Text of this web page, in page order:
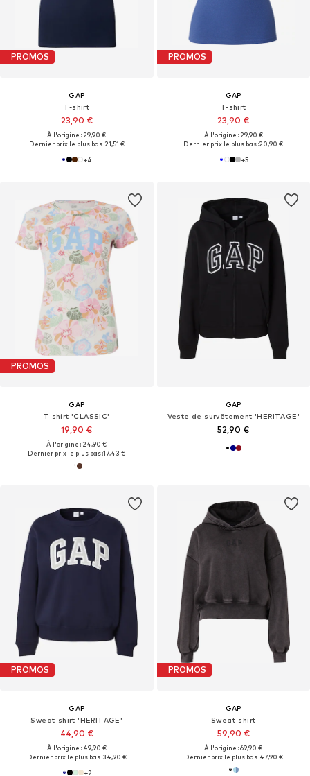
PROMOS
GAP
T-shirt
23,90 €
À l'origine : 29,90 €
Dernier prix le plus bas :21,51 €
+4
PROMOS
GAP
T-shirt
23,90 €
À l'origine : 29,90 €
Dernier prix le plus bas :20,90 €
+5
PROMOS
GAP
T-shirt 'CLASSIC'
19,90 €
À l'origine : 24,90 €
Dernier prix le plus bas :17,43 €
GAP
Veste de survêtement 'HERITAGE'
52,90 €
PROMOS
GAP
Sweat-shirt 'HERITAGE'
44,90 €
À l'origine : 49,90 €
Dernier prix le plus bas :34,90 €
+2
PROMOS
GAP
Sweat-shirt
59,90 €
À l'origine : 69,90 €
Dernier prix le plus bas :47,90 €